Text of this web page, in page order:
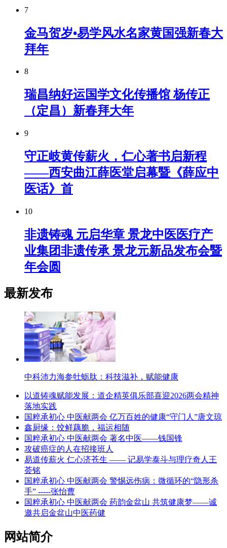
7
金马贺岁•易学风水名家黄国强新春大
拜年
8
瑞昌纳好运国学文化传播馆 杨传正
（定昌）新春拜大年
9
守正岐黄传薪火，仁心著书启新程
——西安曲江薛医堂启幕暨《薛应中
医话》首
10
非遗铸魂 元启华章 景龙中医医疗产
业集团非遗传承 景龙元新品发布会暨
年会圆
最新发布
中科沛力海参牡蛎肽：科技滋补，赋能健康
以道铸魂赋能发展：道企精英俱乐部喜迎2026两会精神
落地实践
国粹承初心 中医献两会 亿万百姓的健康“守门人”唐文琼
鑫厨缘：饺鲜藕脆，福运相随
国粹承初心 中医献两会 著名中医——钱国锋
攻破癌症的人在招接班人
易道传薪火 仁心济苍生 —— 记易学泰斗与理疗奇人王
荟铭
国粹承初心 中医献两会 警惕远伤病：微循环的“隐形杀
手” -----张怡曹
国粹承初心 中医献两会 药韵金盆山 共筑健康梦——诚
邀共启金盆山中医药健
网站简介